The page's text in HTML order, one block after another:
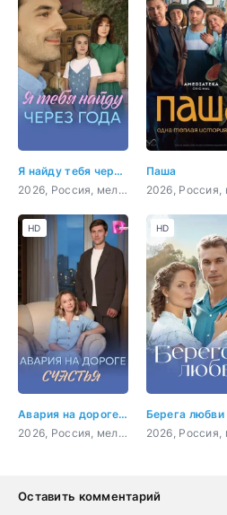
Я найду тебя через года
2026, Россия, мелодрама
Паша
Авария на дороге счастья
2026, Россия, мелодрама
HD
Берега любви
HD
Оставить комментарий